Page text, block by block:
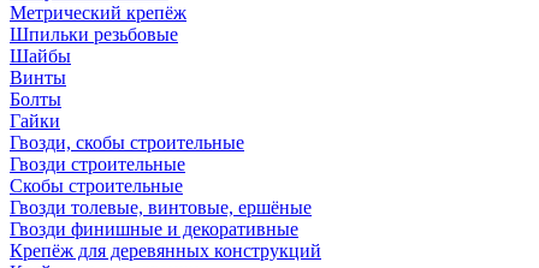
Метрический крепёж
Шпильки резьбовые
Шайбы
Винты
Болты
Гайки
Гвозди, скобы строительные
Гвозди строительные
Скобы строительные
Гвозди толевые, винтовые, ершёные
Гвозди финишные и декоративные
Крепёж для деревянных конструкций